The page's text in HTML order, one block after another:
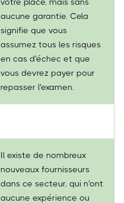
aucune garantie. Cela
signifie que vous
assumez tous les risques
en cas d'échec et que
vous devrez payer pour
repasser l'examen.
Il existe de nombreux
nouveaux fournisseurs
dans ce secteur, qui n'ont
aucune expérience ou